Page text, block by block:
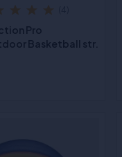
Pro
Basketball str.